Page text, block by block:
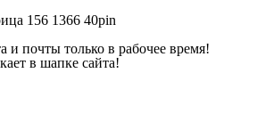
156 1366 40pin
и почты только в рабочее время!
в шапке сайта!